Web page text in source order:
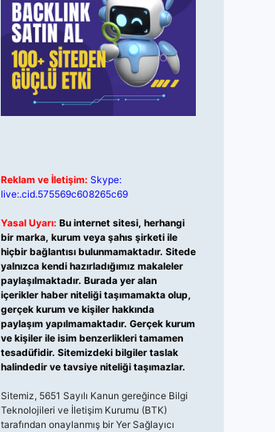
Reklam ve İletişim: Skype:
live:.cid.575569c608265c69
Yasal Uyarı: Bu internet sitesi, herhangi
bir marka, kurum veya şahıs şirketi ile
hiçbir bağlantısı bulunmamaktadır. Sitede
yalnızca kendi hazırladığımız makaleler
paylaşılmaktadır. Burada yer alan
içerikler haber niteliği taşımamakta olup,
gerçek kurum ve kişiler hakkında
paylaşım yapılmamaktadır. Gerçek kurum
ve kişiler ile isim benzerlikleri tamamen
tesadüfidir. Sitemizdeki bilgiler taslak
halindedir ve tavsiye niteliği taşımazlar.
Sitemiz, 5651 Sayılı Kanun gereğince Bilgi
Teknolojileri ve İletişim Kurumu (BTK)
tarafından onaylanmış bir Yer Sağlayıcı